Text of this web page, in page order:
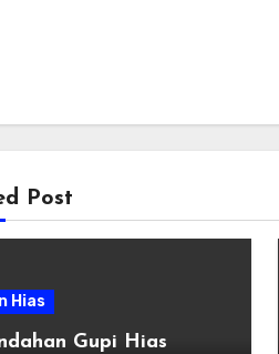
Post
Hias
Gupi Hias